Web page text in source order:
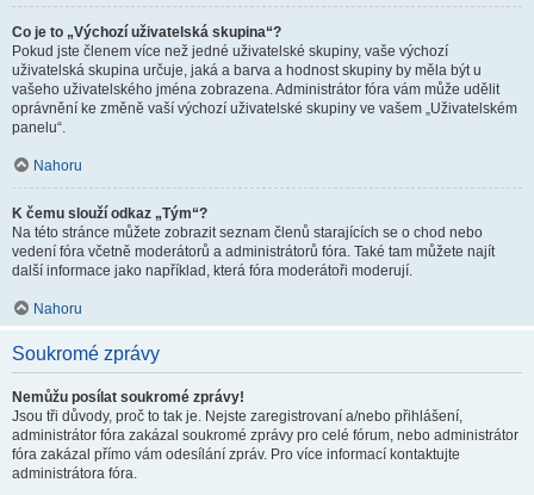
Co je to „Výchozí uživatelská skupina“?
Pokud jste členem více než jedné uživatelské skupiny, vaše výchozí
uživatelská skupina určuje, jaká a barva a hodnost skupiny by měla být u
vašeho uživatelského jména zobrazena. Administrátor fóra vám může udělit
oprávnění ke změně vaší výchozí uživatelské skupiny ve vašem „Uživatelském
panelu“.
Nahoru
K čemu slouží odkaz „Tým“?
Na této stránce můžete zobrazit seznam členů starajících se o chod nebo
vedení fóra včetně moderátorů a administrátorů fóra. Také tam můžete najít
další informace jako například, která fóra moderátoři moderují.
Nahoru
Soukromé zprávy
Nemůžu posílat soukromé zprávy!
Jsou tři důvody, proč to tak je. Nejste zaregistrovaní a/nebo přihlášení,
administrátor fóra zakázal soukromé zprávy pro celé fórum, nebo administrátor
fóra zakázal přímo vám odesílání zpráv. Pro více informací kontaktujte
administrátora fóra.